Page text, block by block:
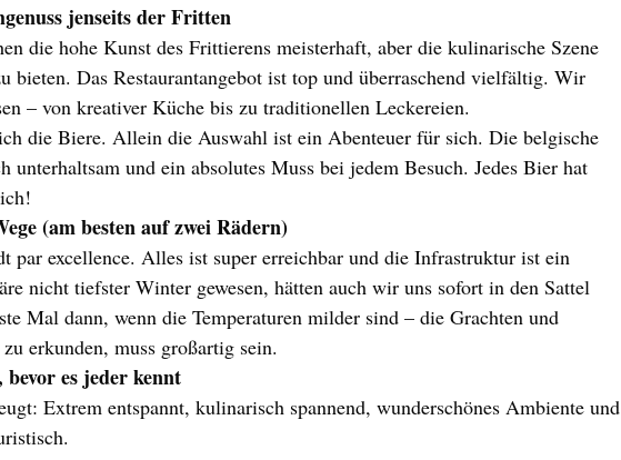
jenseits der Fritten
die hohe Kunst des Frittierens meisterhaft, aber die kulinarische Szene
bieten. Das Restaurantangebot ist top und überraschend vielfältig. Wir
– von kreativer Küche bis zu traditionellen Leckereien.
die Biere. Allein die Auswahl ist ein Abenteuer für sich. Die belgische
und ein absolutes Muss bei jedem Besuch. Jedes Bier hat
(am besten auf zwei Rädern)
par excellence. Alles ist super erreichbar und die Infrastruktur ist ein
nicht tiefster Winter gewesen, hätten auch wir uns sofort in den Sattel
Mal dann, wenn die Temperaturen milder sind – die Grachten und
erkunden, muss großartig sein.
es jeder kennt
Extrem entspannt, kulinarisch spannend, wunderschönes Ambiente und